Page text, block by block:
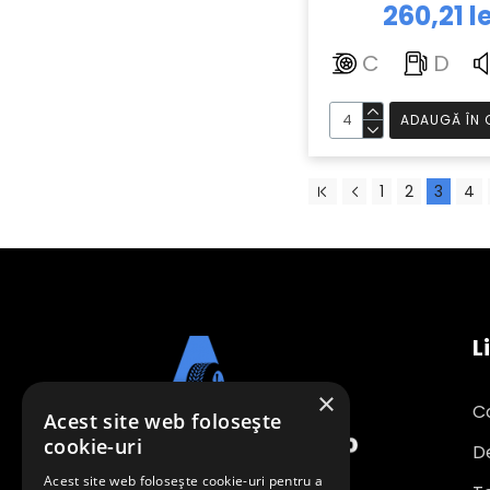
260,21
C D
ADAUGĂ ÎN
1 2 3 4
×
Acest site web folosește
cookie-uri
Acest site web folosește cookie-uri pentru a